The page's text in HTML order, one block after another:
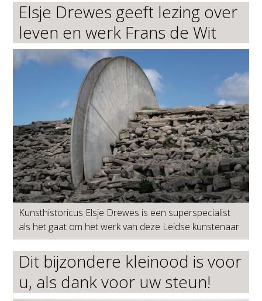
Elsje Drewes geeft lezing over
leven en werk Frans de Wit
Kunsthistoricus Elsje Drewes is een superspecialist
als het gaat om het werk van deze Leidse kunstenaar
Dit bijzondere kleinood is voor
u, als dank voor uw steun!